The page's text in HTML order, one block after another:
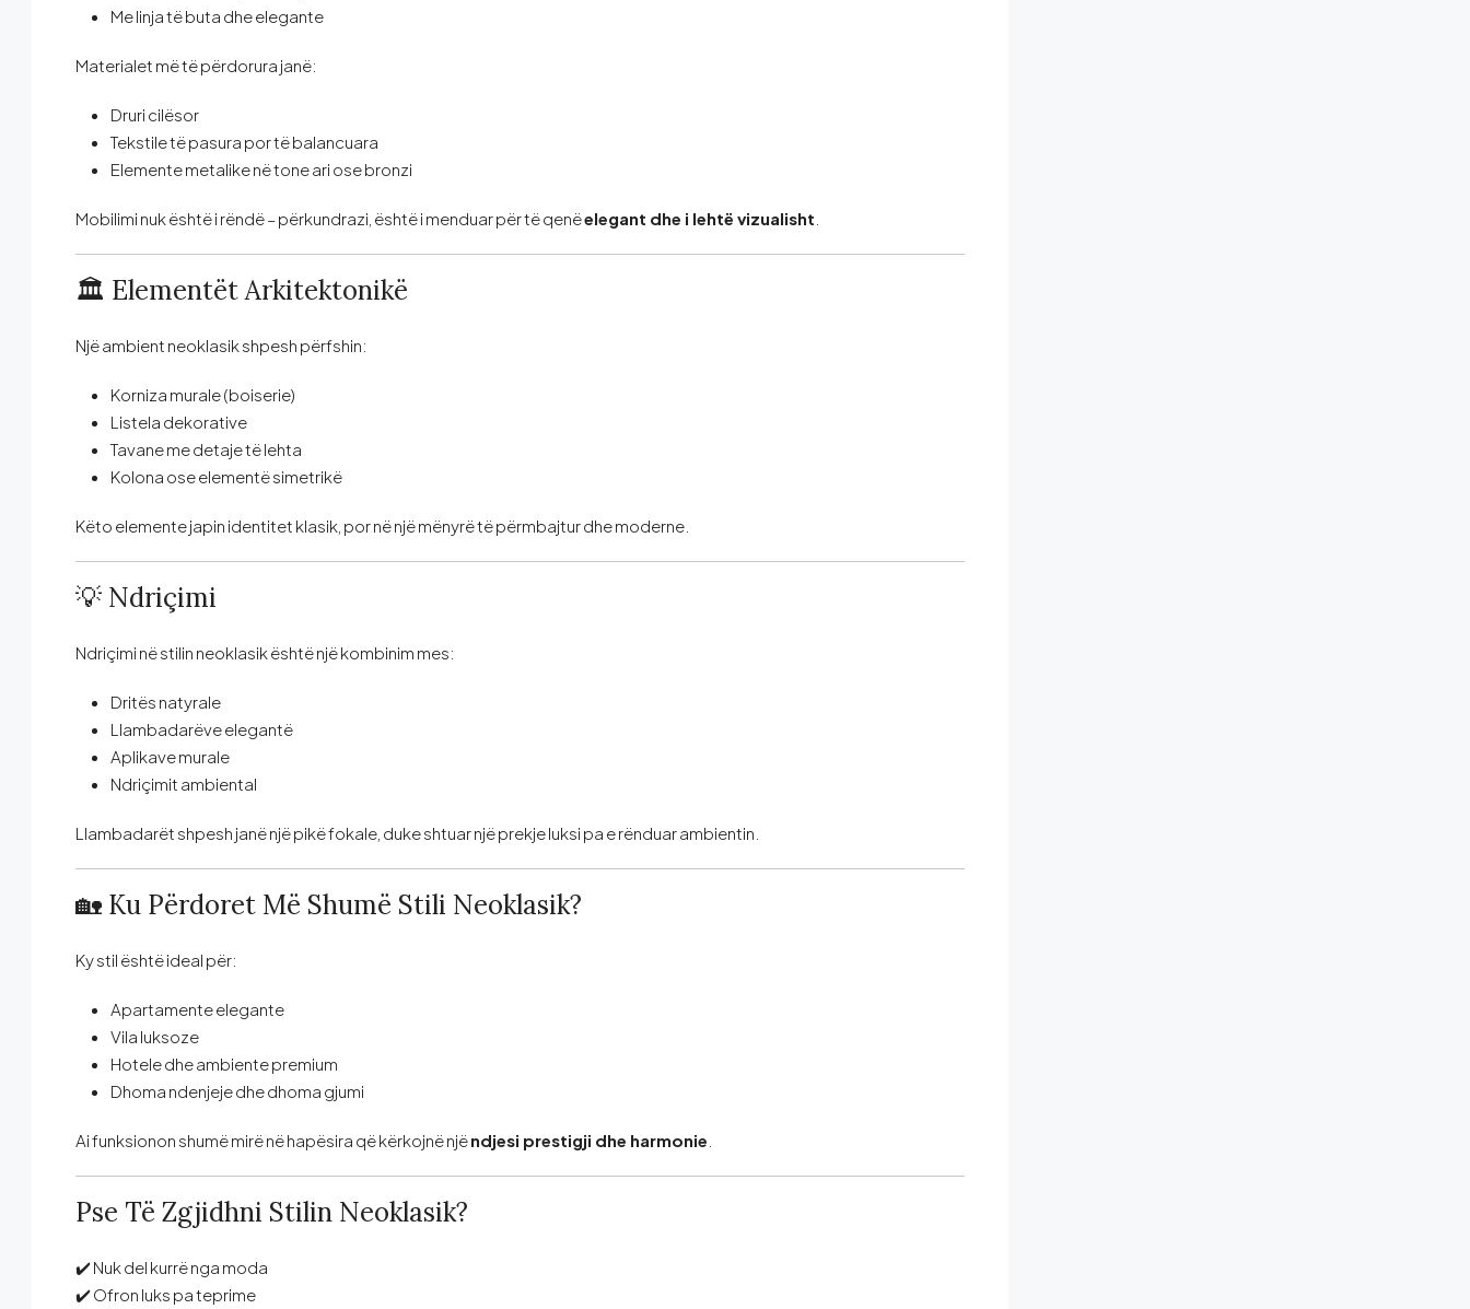
Me linja të buta dhe elegante
Materialet më të përdorura janë:
Druri cilësor
Tekstile të pasura por të balancuara
Elemente metalike në tone ari ose bronzi
Mobilimi nuk është i rëndë – përkundrazi, është i menduar për të qenëelegant dhe i lehtë vizualisht
🏛️ Elementët Arkitektonikë
Një ambient neoklasik shpesh përfshin:
Korniza murale (boiserie)
Listela dekorative
Tavane me detaje të lehta
Kolona ose elementë simetrikë
Këto elemente japin identitet klasik, por në një mënyrë të përmbajtur dhe moderne.
💡 Ndriçimi
Ndriçimi në stilin neoklasik është një kombinim mes:
Dritës natyrale
Llambadarëve elegantë
Aplikave murale
Ndriçimit ambiental
Llambadarët shpesh janë një pikë fokale, duke shtuar një prekje luksi pa e rënduar ambientin.
🏡 Ku Përdoret Më Shumë Stili Neoklasik?
Ky stil është ideal për:
Apartamente elegante
Vila luksoze
Hotele dhe ambiente premium
Dhoma ndenjeje dhe dhoma gjumi
Ai funksionon shumë mirë në hapësira që kërkojnë njëndjesi prestigji dhe harmonie
Pse Të Zgjidhni Stilin Neoklasik?
✔️ Nuk del kurrë nga moda
✔️ Ofron luks pa teprime